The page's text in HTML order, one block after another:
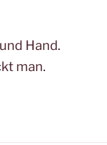
Hand.
man.